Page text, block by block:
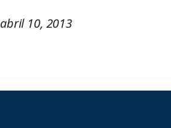
abril 10, 2013